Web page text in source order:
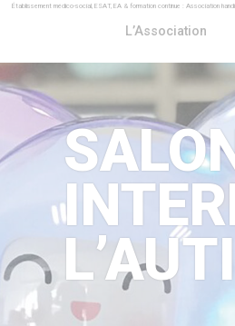
Panneau de gestion des cookies
Établissement médico-social, ESAT, EA & formation continue : Association
L’Association